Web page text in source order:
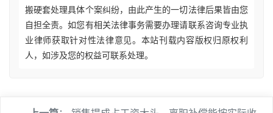
搬硬套处理具体个案纠纷，由此产生的一切法律后果皆由您
自担全责。如您有相关法律事务需要办理请联系咨询专业执
业律师获取针对性法律意见。本站刊载内容版权归原权利
人，如涉及您的权益可联系处理。